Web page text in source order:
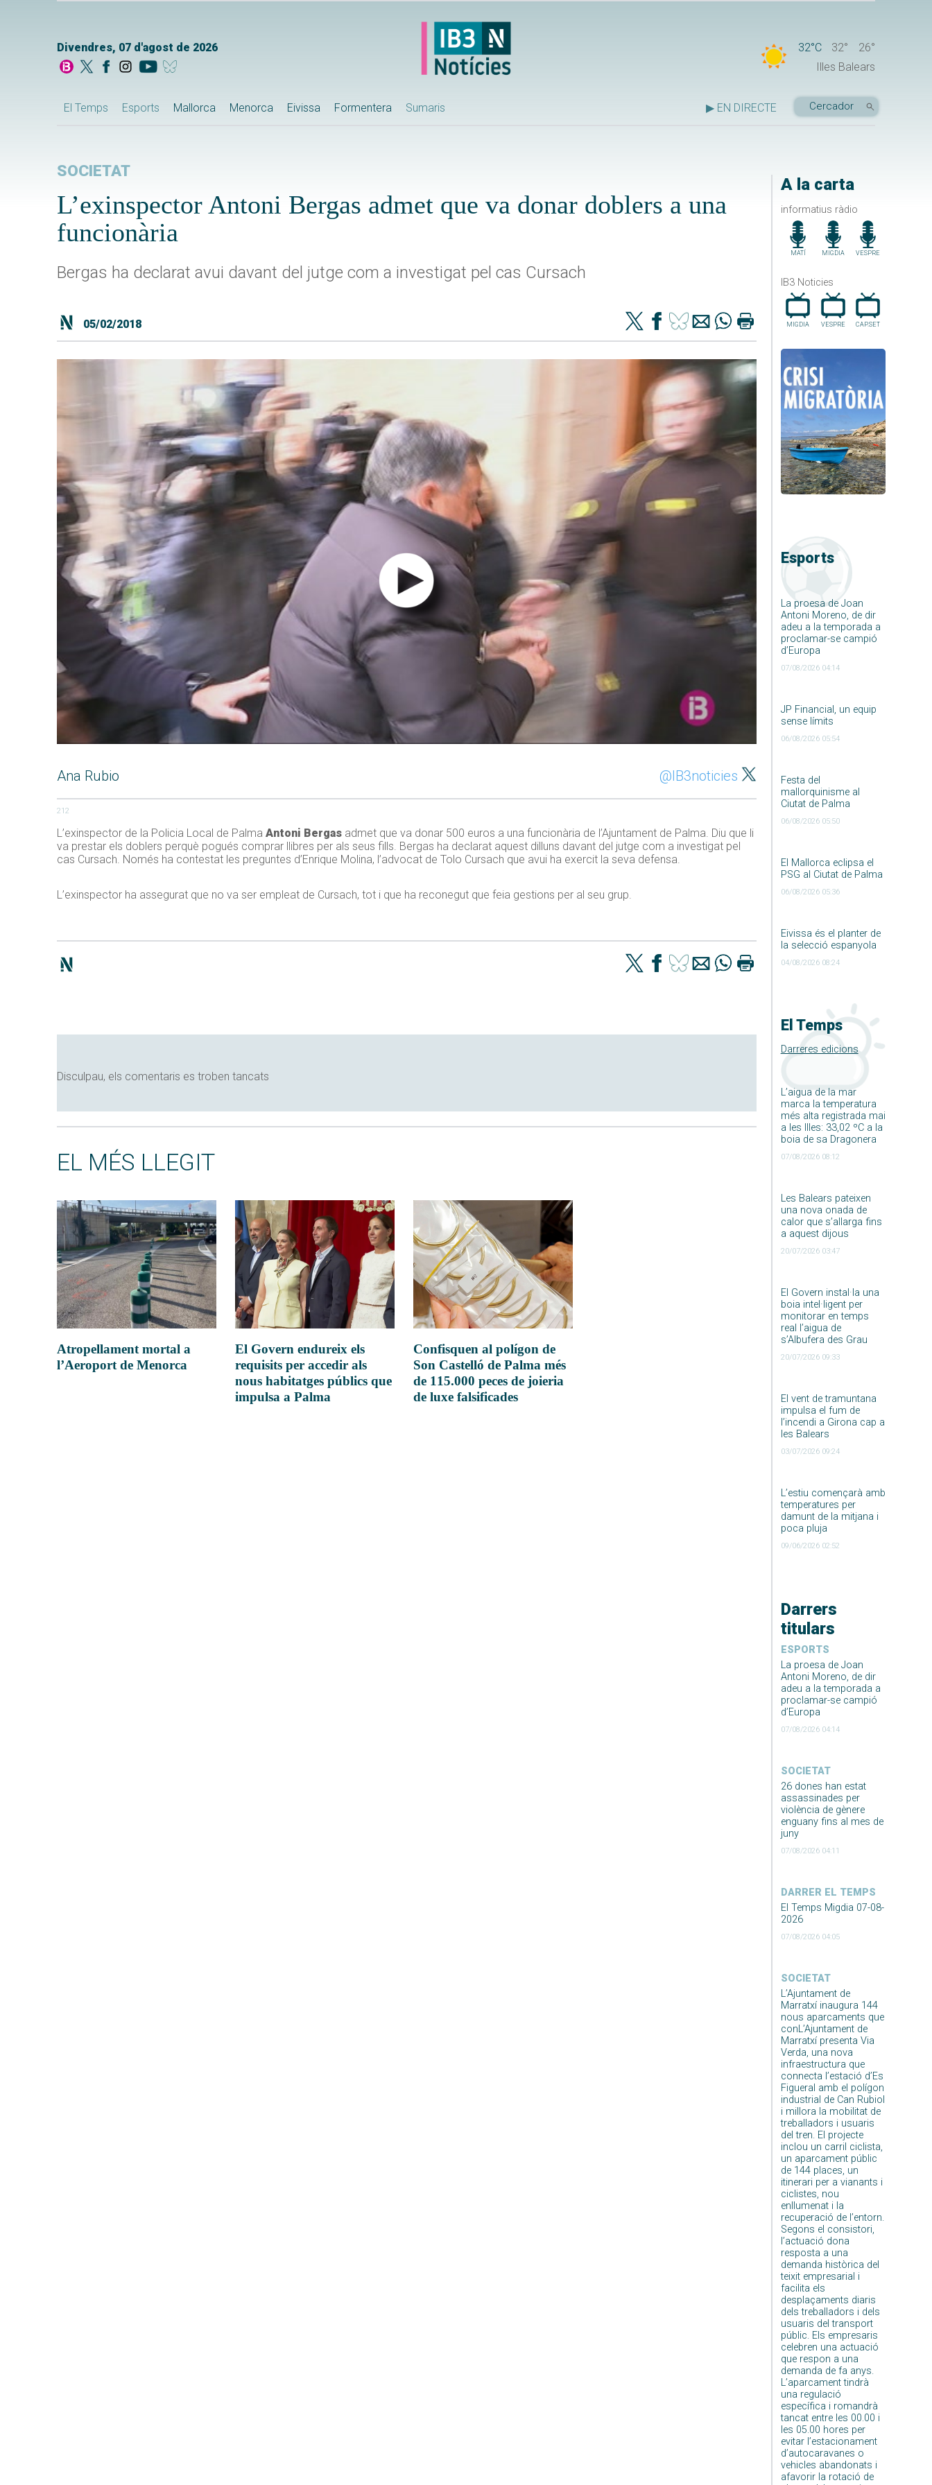
Divendres, 07 d'agost de 2026 32°C 32°
26°
Illes Balears
El Temps Esports Mallorca Menorca Eivissa Formentera Sumaris ▶ EN DIRECTE
A la carta
informatius ràdio
MATÍ MIGDIA VESPRE
IB3 Noticies
MIGDIA VESPRE CAP.SET
Esports
La proesa de Joan
Antoni Moreno, de dir
adeu a la temporada a
proclamar-se campió
d’Europa
07/08/2026 04:14
JP Financial, un equip
sense límits
06/08/2026 05:54
Festa del
mallorquinisme al
Ciutat de Palma
06/08/2026 05:50
El Mallorca eclipsa el
PSG al Ciutat de Palma
06/08/2026 05:36
Eivissa és el planter de
la selecció espanyola
04/08/2026 08:24
El Temps
Darreres edicions
L’aigua de la mar
marca la temperatura
més alta registrada mai
a les Illes: 33,02 ºC a la
boia de sa Dragonera
07/08/2026 08:12
Les Balears pateixen
una nova onada de
calor que s’allarga fins
a aquest dijous
20/07/2026 03:47
El Govern instal·la una
boia intel·ligent per
monitorar en temps
real l’aigua de
s’Albufera des Grau
20/07/2026 09:33
El vent de tramuntana
impulsa el fum de
l’incendi a Girona cap a
les Balears
03/07/2026 09:24
L’estiu començarà amb
temperatures per
damunt de la mitjana i
poca pluja
09/06/2026 02:52
Darrers
titulars
ESPORTS
La proesa de Joan
Antoni Moreno, de dir
adeu a la temporada a
proclamar-se campió
d’Europa
07/08/2026 04:14
SOCIETAT
26 dones han estat
assassinades per
violència de gènere
enguany fins al mes de
juny
07/08/2026 04:11
DARRER EL TEMPS
El Temps Migdia 07-08-
2026
07/08/2026 04:05
SOCIETAT
L’Ajuntament de
Marratxí inaugura 144
nous aparcaments que
conL’Ajuntament de
Marratxí presenta Via
Verda, una nova
infraestructura que
connecta l’estació d’Es
Figueral amb el polígon
industrial de Can Rubiol
i millora la mobilitat de
treballadors i usuaris
del tren. El projecte
inclou un carril ciclista,
un aparcament públic
de 144 places, un
itinerari per a vianants i
ciclistes, nou
enllumenat i la
recuperació de l’entorn.
Segons el consistori,
l’actuació dona
resposta a una
demanda històrica del
teixit empresarial i
facilita els
desplaçaments diaris
dels treballadors i dels
usuaris del transport
públic. Els empresaris
celebren una actuació
que respon a una
demanda de fa anys.
L’aparcament tindrà
una regulació
específica i romandrà
tancat entre les 00.00 i
les 05.00 hores per
evitar l’estacionament
d’autocaravanes o
vehicles abandonats i
afavorir la rotació de
SOCIETAT
L’exinspector Antoni Bergas admet que va donar doblers a una
funcionària
Bergas ha declarat avui davant del jutge com a investigat pel cas Cursach
05/02/2018
Ana Rubio @IB3noticies
212
L’exinspector de la Policia Local de Palma Antoni Bergas admet que va donar 500 euros a una funcionària de l’Ajuntament de Palma. Diu que li
va prestar els doblers perquè pogués comprar llibres per als seus fills. Bergas ha declarat aquest dilluns davant del jutge com a investigat pel
cas Cursach. Només ha contestat les preguntes d’Enrique Molina, l’advocat de Tolo Cursach que avui ha exercit la seva defensa.
L’exinspector ha assegurat que no va ser empleat de Cursach, tot i que ha reconegut que feia gestions per al seu grup.
Disculpau, els comentaris es troben tancats
EL MÉS LLEGIT
Atropellament mortal a
l’Aeroport de Menorca
El Govern endureix els
requisits per accedir als
nous habitatges públics que
impulsa a Palma
Confisquen al polígon de
Son Castelló de Palma més
de 115.000 peces de joieria
de luxe falsificades